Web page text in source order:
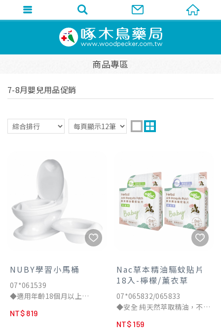
商品專區
7-8月嬰兒用品促銷
NUBY學習小馬桶
07*061539
◆適用年齡18個月以上
◆防潑灑前檔設計
NT$ 819
Nac草本精油驅蚊貼片
18入-檸檬/薰衣草
07*065832/065833
◆安全 純天然萃取精油，不含
◆長效 有效驅蚊作用時間可長
NT$ 159